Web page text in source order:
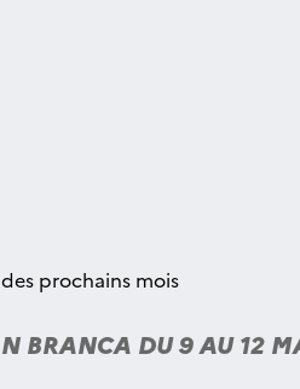
prochains mois
BRANCA DU 9 AU 12